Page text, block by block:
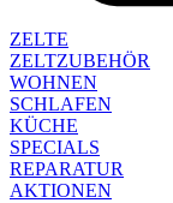
ZELTE
ZELTZUBEHÖR
WOHNEN
SCHLAFEN
KÜCHE
SPECIALS
REPARATUR
AKTIONEN